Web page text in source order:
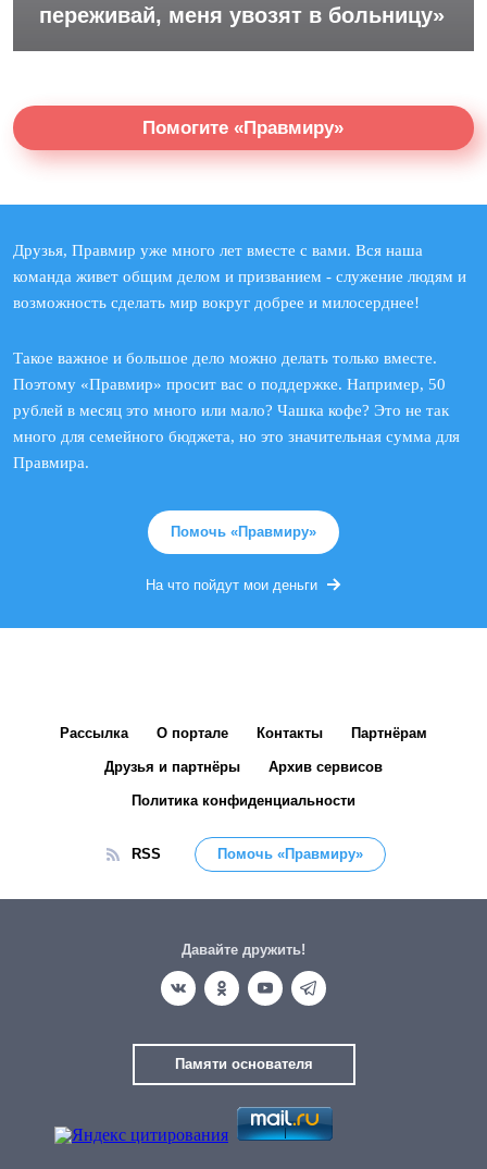
переживай, меня увозят в больницу»
Помогите «Правмиру»
Друзья, Правмир уже много лет вместе с вами. Вся наша
команда живет общим делом и призванием - служение людям и
возможность сделать мир вокруг добрее и милосерднее!
Такое важное и большое дело можно делать только вместе.
Поэтому «Правмир» просит вас о поддержке. Например, 50
рублей в месяц это много или мало? Чашка кофе? Это не так
много для семейного бюджета, но это значительная сумма для
Правмира.
Помочь «Правмиру»
На что пойдут мои деньги
Рассылка О портале Контакты Партнёрам
Друзья и партнёры Архив сервисов
Политика конфиденциальности
RSS Помочь «Правмиру»
Давайте дружить!
Памяти основателя